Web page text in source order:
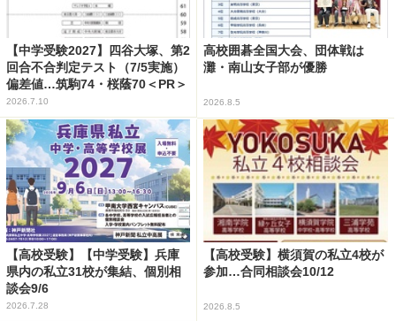
【中学受験2027】四谷大塚、第2
回合不合判定テスト（7/5実施）
偏差値…筑駒74・桜蔭70＜PR＞
2026.7.10
高校囲碁全国大会、団体戦は
灘・南山女子部が優勝
2026.8.5
【高校受験】【中学受験】兵庫
県内の私立31校が集結、個別相
談会9/6
2026.7.28
【高校受験】横須賀の私立4校が
参加…合同相談会10/12
2026.8.5